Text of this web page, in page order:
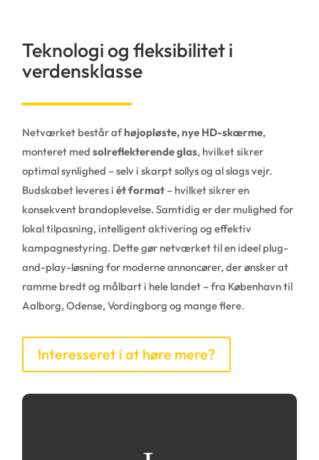
Teknologi og fleksibilitet i
verdensklasse
Netværket består afhøjopløste, nye HD-skærme,
monteret medsolreflekterende glas, hvilket sikrer
optimal synlighed – selv i skarpt sollys og al slags vejr.
Budskabet leveres iét format – hvilket sikrer en
konsekvent brandoplevelse. Samtidig er der mulighed for
lokal tilpasning, intelligent aktivering og effektiv
kampagnestyring. Dette gør netværket til en ideel plug-
and-play-løsning for moderne annoncører, der ønsker at
ramme bredt og målbart i hele landet – fra København til
Aalborg, Odense, Vordingborg og mange flere.
Interesseret i at høre mere?